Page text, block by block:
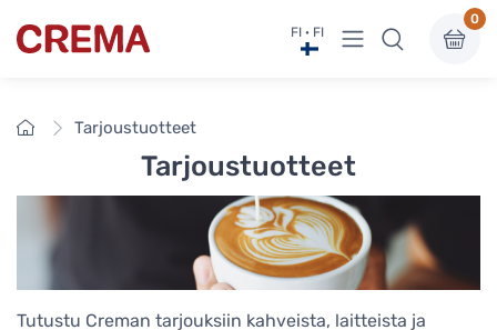
Crema FI · FI Näytä valikko
0
EtusivuTarjoustuotteet
Tarjoustuotteet
Tutustu Creman tarjouksiin kahveista, laitteista ja